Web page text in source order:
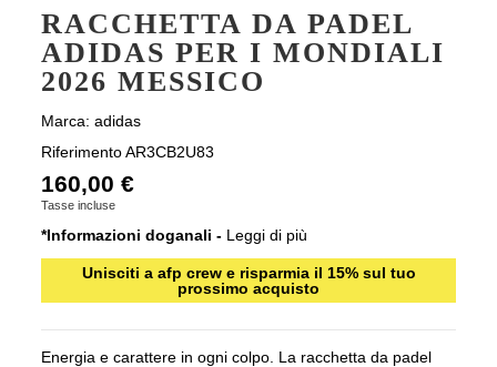
RACCHETTA DA PADEL
ADIDAS PER I MONDIALI
2026 MESSICO
Marca: adidas
Riferimento AR3CB2U83
160,00 €
Tasse incluse
*Informazioni doganali - Leggi di più
Unisciti a afp crew e risparmia il 15% sul tuo
prossimo acquisto
Energia e carattere in ogni colpo. La racchetta da padel